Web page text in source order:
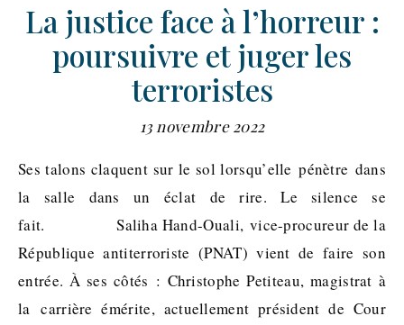
La justice face à l’horreur :
poursuivre et juger les
terroristes
13 novembre 2022
Ses talons claquent sur le sol lorsqu’elle pénètre dans
la salle dans un éclat de rire. Le silence se
fait. Saliha Hand-Ouali, vice-procureur de la
République antiterroriste (PNAT) vient de faire son
entrée. À ses côtés : Christophe Petiteau, magistrat à
la carrière émérite, actuellement président de Cour